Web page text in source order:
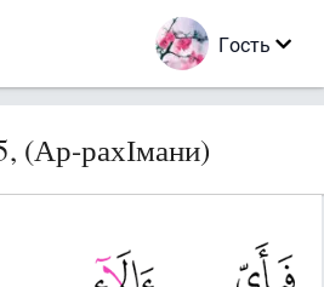
Гость
(Ар-рахІмани)